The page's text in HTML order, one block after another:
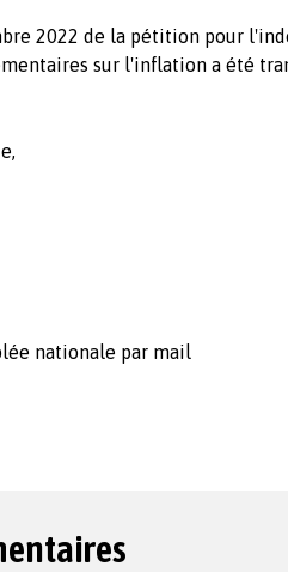
2022 de la pétition pour
sur l'inflation a été
nationale par mail